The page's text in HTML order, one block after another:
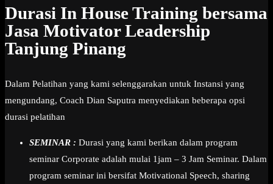
Durasi In House Training bersama
Jasa Motivator Leadership
Tanjung Pinang
Dalam Pelatihan yang kami selenggarakan untuk Instansi yang
mengundang, Coach Dian Saputra menyediakan beberapa opsi
durasi pelatihan
SEMINAR : Durasi yang kami berikan dalam program
seminar Corporate adalah mulai 1jam – 3 Jam Seminar. Dalam
program seminar ini bersifat Motivational Speech, sharing